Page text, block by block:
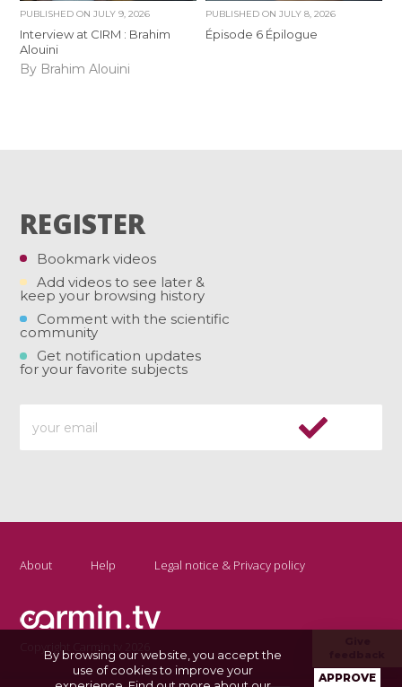
PUBLISHED ONJULY 9, 2026
Interview at CIRM : Brahim
Alouini
By Brahim Alouini
PUBLISHED ON JULY 8, 2026
Épisode 6 Épilogue
REGISTER
Bookmark videos
Add videos to see later &
keep your browsing history
Comment with the scientific
community
Get notification updates
for your favorite subjects
About Help Legal notice & Privacy policy
Copyright Carmin.tv 2026
By browsing our website, you accept the
use of cookies to improve your
APPROVE